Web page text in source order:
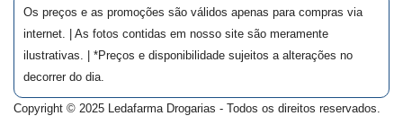
Os preços e as promoções são válidos apenas para compras via
internet. | As fotos contidas em nosso site são meramente
ilustrativas. | *Preços e disponibilidade sujeitos a alterações no
decorrer do dia.
Copyright © 2025 Ledafarma Drogarias - Todos os direitos reservados.